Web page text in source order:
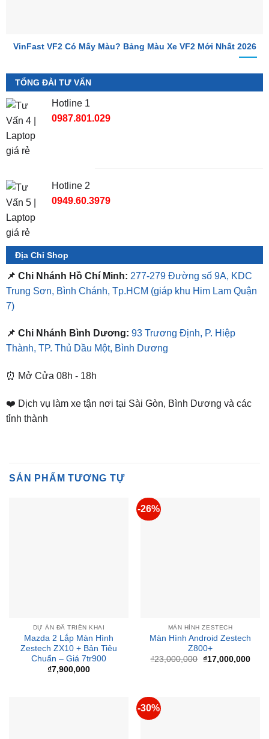
VinFast VF2 Có Mấy Màu? Bảng Màu Xe VF2 Mới Nhất 2026
TỔNG ĐÀI TƯ VẤN
Hotline 1
0987.801.029
Hotline 2
0949.60.3979
Địa Chỉ Shop
📌 Chi Nhánh Hồ Chí Minh: 277-279 Đường số 9A, KDC
Trung Sơn, Bình Chánh, Tp.HCM (giáp khu Him Lam Quận
7)
📌 Chi Nhánh Bình Dương: 93 Trương Định, P. Hiệp
Thành, TP. Thủ Dầu Một, Bình Dương
⏰ Mở Cửa 08h - 18h
❤️ Dịch vụ làm xe tận nơi tại Sài Gòn, Bình Dương và các
tỉnh thành
SẢN PHẨM TƯƠNG TỰ
DỰ ÁN ĐÃ TRIỂN KHAI
Mazda 2 Lắp Màn Hình
Zestech ZX10 + Bản Tiêu
Chuẩn – Giá 7tr900
₫7,900,000
-26%
MÀN HÌNH ZESTECH
Màn Hình Android Zestech
Z800+
₫23,000,000 Giá
₫17,000,000Giá
-30%